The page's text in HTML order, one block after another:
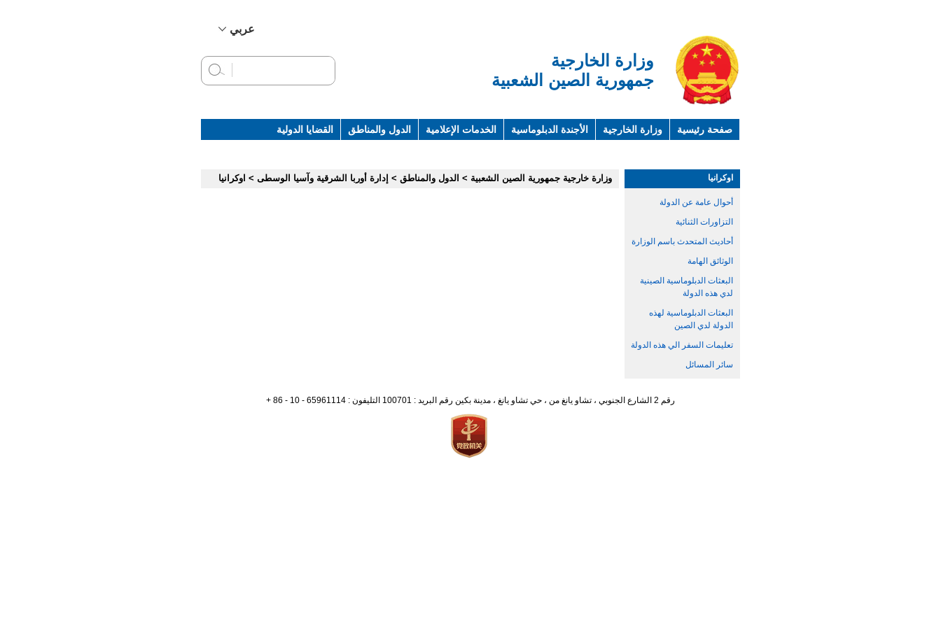
عربي
English
وزارة الخارجية
جمهورية الصين الشعبية
صفحة رئيسية وزارة الخارجية الأجندة الدبلوماسية الخدمات الإعلامية الدول والمناطق
القضايا الدولية
اوكرانيا
أحوال عامة عن الدولة
التزاورات الثنائية
أحاديث المتحدث باسم الوزارة
الوثائق الهامة
البعثات الدبلوماسية الصينية
لدي هذه الدولة
البعثات الدبلوماسية لهذه
الدولة لدي الصين
تعليمات السفر الي هذه الدولة
سائر المسائل
وزارة خارجية جمهورية الصين الشعبية > الدول والمناطق > إدارة أوربا الشرقية وآسيا الوسطى > اوكرانيا
رقم 2 الشارع الجنوبي ، تشاو يانغ من ، حي تشاو يانغ ، مدينة بكين رقم البريد : 100701 التليفون : 65961114 - 10 - 86 +